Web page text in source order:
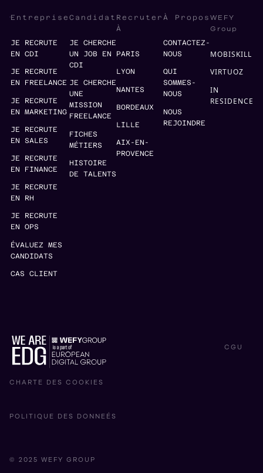
Entreprise
JE RECRUTE
EN CDI
JE RECRUTE
EN FREELANCE
JE RECRUTE
EN MARKETING
JE RECRUTE
EN SALES
JE RECRUTE
EN FINANCE
JE RECRUTE
EN RH
JE RECRUTE
EN OPS
ÉVALUEZ MES
CANDIDATS
CAS CLIENT
Candidat
JE CHERCHE
UN JOB EN
CDI
JE CHERCHE
UNE
MISSION
FREELANCE
FICHES
MÉTIERS
HISTOIRE
DE TALENTS
Recruter
À
PARIS
LYON
NANTES
BORDEAUX
LILLE
AIX-EN-
PROVENCE
À Propos
CONTACTEZ-
NOUS
QUI
SOMMES-
NOUS
NOUS
REJOINDRE
WEFY
Group
MOBISKILL
VIRTUOZ
IN
RESIDENCE
© 2025 WEFY GROUP
CHARTE DES COOKIES
POLITIQUE DES DONNEÉS
CGU